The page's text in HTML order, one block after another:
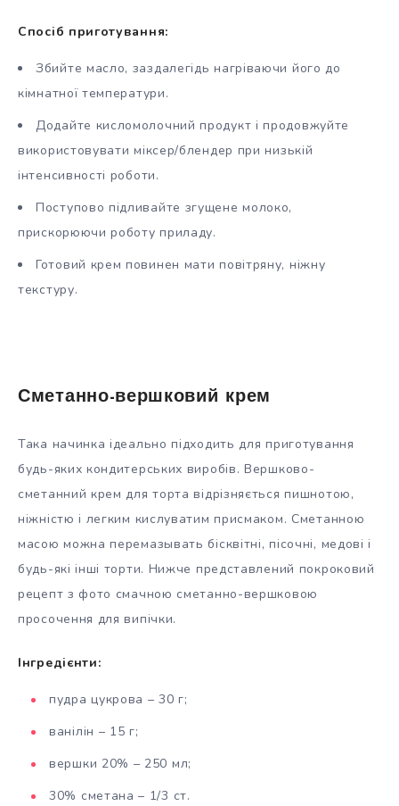
Спосіб приготування:
Збийте масло, заздалегідь нагріваючи його до
кімнатної температури.
Додайте кисломолочний продукт і продовжуйте
використовувати міксер/блендер при низькій
інтенсивності роботи.
Поступово підливайте згущене молоко,
прискорюючи роботу приладу.
Готовий крем повинен мати повітряну, ніжну
текстуру.
Сметанно-вершковий крем
Така начинка ідеально підходить для приготування
будь-яких кондитерських виробів. Вершково-
сметанний крем для торта відрізняється пишнотою,
ніжністю і легким кислуватим присмаком. Сметанною
масою можна перемазывать бісквітні, пісочні, медові і
будь-які інші торти. Нижче представлений покроковий
рецепт з фото смачною сметанно-вершковою
просочення для випічки.
Інгредієнти:
пудра цукрова – 30 г;
ванілін – 15 г;
вершки 20% – 250 мл;
30% сметана – 1/3 ст.